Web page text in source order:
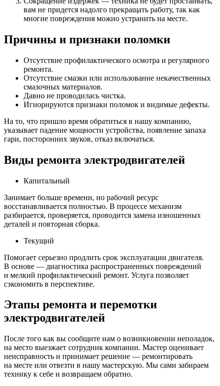
вам не придется надолго прекращать работу, так как
многие повреждения можно устранить на месте.
Причины и признаки поломки
Отсутствие профилактического осмотра и регулярного
ремонта.
Отсутствие смазки или использование некачественных
смазочных материалов.
Давно не проводилась чистка.
Игнорируются признаки поломок и видимые дефекты.
На то, что пришло время обратиться в нашу компанию,
указывает падение мощности устройства, появление запаха
гари, посторонних звуков, отказ включаться.
Виды ремонта электродвигателей
Капитальный
Занимает больше времени, но рабочий ресурс
восстанавливается полностью. В процессе механизм
разбирается, проверяется, проводится замена изношенных
деталей и повторная сборка.
Текущий
Помогает серьезно продлить срок эксплуатации двигателя.
В основе — диагностика распространенных повреждений
и мелкий профилактический ремонт. Услуга позволяет
сэкономить в перспективе.
Этапы ремонта и перемотки
электродвигателей
После того как вы сообщите нам о возникновении неполадок,
на место выезжает сотрудник компании. Мастер оценивает
неисправность и принимает решение — ремонтировать
на месте или отвезти в нашу мастерскую. Мы сами забираем
технику к себе и возвращаем обратно.